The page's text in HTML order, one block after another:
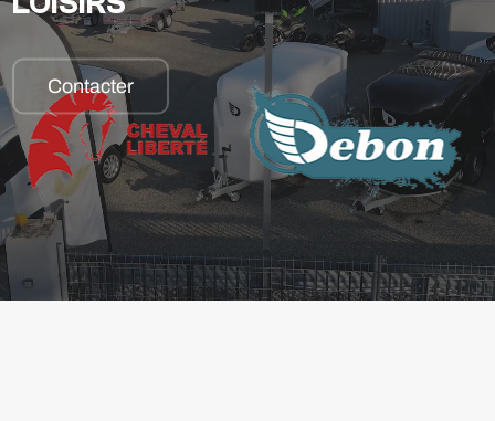
Contacter